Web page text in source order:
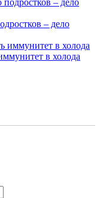
– дело
в холода